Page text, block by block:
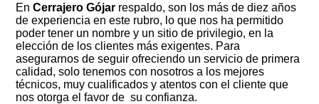
EnCerrajero Gójar respaldo, son los más de diez años
de experiencia en este rubro, lo que nos ha permitido
poder tener un nombre y un sitio de privilegio, en la
elección de los clientes más exigentes. Para
asegurarnos de seguir ofreciendo un servicio de primera
calidad, solo tenemos con nosotros a los mejores
técnicos, muy cualificados y atentos con el cliente que
nos otorga el favor de su confianza.